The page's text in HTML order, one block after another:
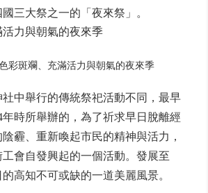
三大祭之一的「夜來祭」。
彩斑斕、充滿活力與朝氣的夜來季
中舉行的傳統祭祀活動不同，最早
年時所舉辦的，為了祈求早日脫離經
霾、重新喚起市民的精神與活力，
會自發興起的一個活動。發展至
高知不可或缺的一道美麗風景。